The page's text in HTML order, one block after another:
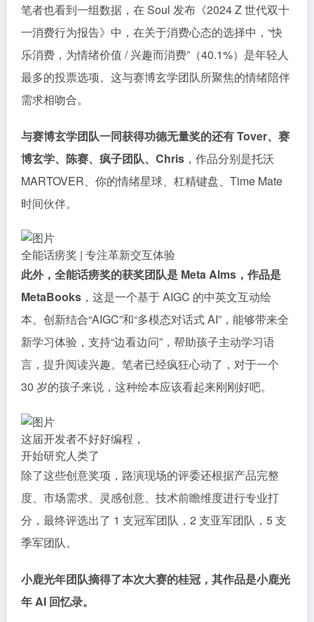
笔者也看到一组数据，在 Soul 发布《2024 Z 世代双十
一消费行为报告》中，在关于消费心态的选择中，“快
乐消费，为情绪价值 / 兴趣而消费”（40.1%）是年轻人
最多的投票选项。这与赛博玄学团队所聚焦的情绪陪伴
需求相吻合。
与赛博玄学团队一同获得功德无量奖的还有 Tover、赛
博玄学、陈赛、疯子团队、Chris ，作品分别是托沃
MARTOVER、你的情绪星球、杠精键盘、Time Mate
时间伙伴。
全能话痨奖 | 专注革新交互体验
此外，全能话痨奖的获奖团队是 Meta Alms，作品是
MetaBooks ，这是一个基于 AIGC 的中英文互动绘
本。创新结合“AIGC”和“多模态对话式 AI”，能够带来全
新学习体验，支持“边看边问”，帮助孩子主动学习语
言，提升阅读兴趣。笔者已经疯狂心动了，对于一个
30 岁的孩子来说，这种绘本应该看起来刚刚好吧。
这届开发者不好好编程，
开始研究人类了
除了这些创意奖项，路演现场的评委还根据产品完整
度、市场需求、灵感创意、技术前瞻维度进行专业打
分，最终评选出了 1 支冠军团队，2 支亚军团队，5 支
季军团队。
小鹿光年团队摘得了本次大赛的桂冠，其作品是小鹿光
年 AI 回忆录。